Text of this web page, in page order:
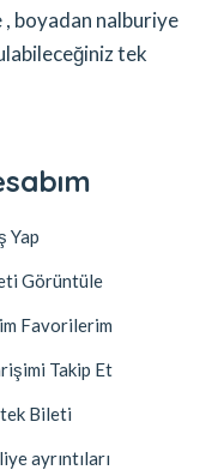
boyadan nalburiye
tek
Yap
Görüntüle
Favorilerim
Takip Et
Bileti
ayrıntıları